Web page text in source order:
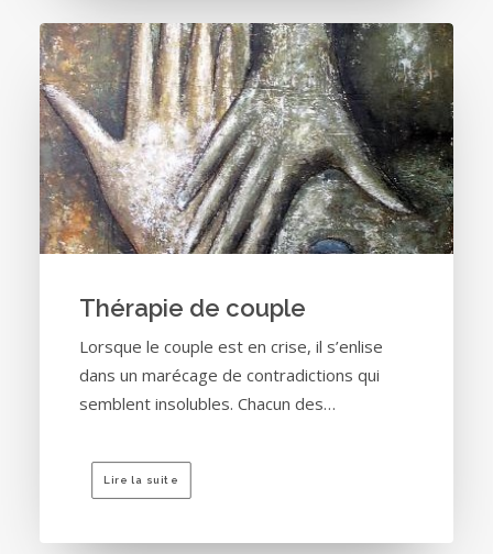
Thérapie de couple
Lorsque le couple est en crise, il s’enlise
dans un marécage de contradictions qui
semblent insolubles. Chacun des…
Lire la suite